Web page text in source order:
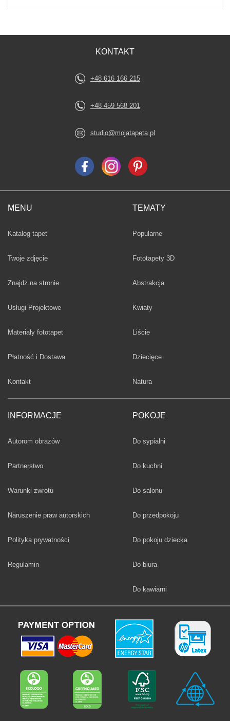
MENU
Katalog tapet
Twoje zdjęcie
Znajdż na stronie
Usługi Projektowe
Materiały fototapet
Płatność i Dostawa
Kontakt
INFORMACJE
Autorom obrazów
Partnerstwo
Warunki zwrotu
Naruszenie praw autorskich
Polityka prywatności
Regulamin
TEMATY
Fototapety
Popularne
Fototapety 3D
Fototapety
Abstrakcja
Fototapety
Kwiaty
Fototapety
Liście
Fototapety
Dziecięce
Fototapety
Natura
POKOJE
Fototapety
Do sypialni
Fototapety
Do kuchni
Fototapety
Do salonu
Fototapety
Do przedpokoju
Fototapety
Do pokoju dziecka
Fototapety
Do biura
Fototapety
Do kawiarni
KONTAKT
+48 616 166 215
+48 459 568 201
studio@mojatapeta.pl